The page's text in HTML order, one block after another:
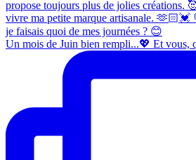
Un mois de Juin bien rempli...💖 Et vous,